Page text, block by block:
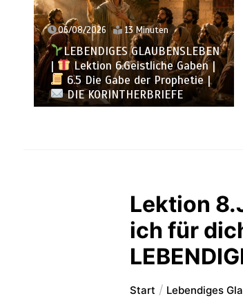
05/08/2026 12 Minuten
LEBENDIGES GLAUBENSLEBEN
|
Lektion 6.Geistliche Gaben |
6.4 Die Gabe der Zungenrede
|
DIE KORINTHERBRIEFE
Lektion
ich für
Start Lebendiges